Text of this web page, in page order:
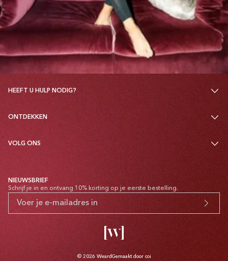
HEEFT U HULP NODIG?
ONTDEKKEN
VOLG ONS
NIEUWSBRIEF
Schrijf je in en ontvang 10% korting op je eerste bestelling.
© 2026 Weard Gemaakt door coi